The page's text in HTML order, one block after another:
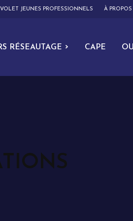
VOLET JEUNES PROFESSIONNELS À PROPOS
RÉSEAUTAGE CAPE